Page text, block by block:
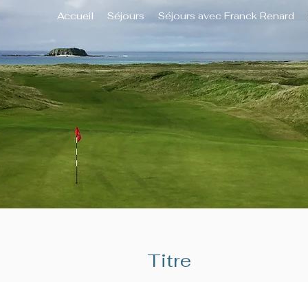
Accueil Séjours Séjours avec Franck Renard
Titre